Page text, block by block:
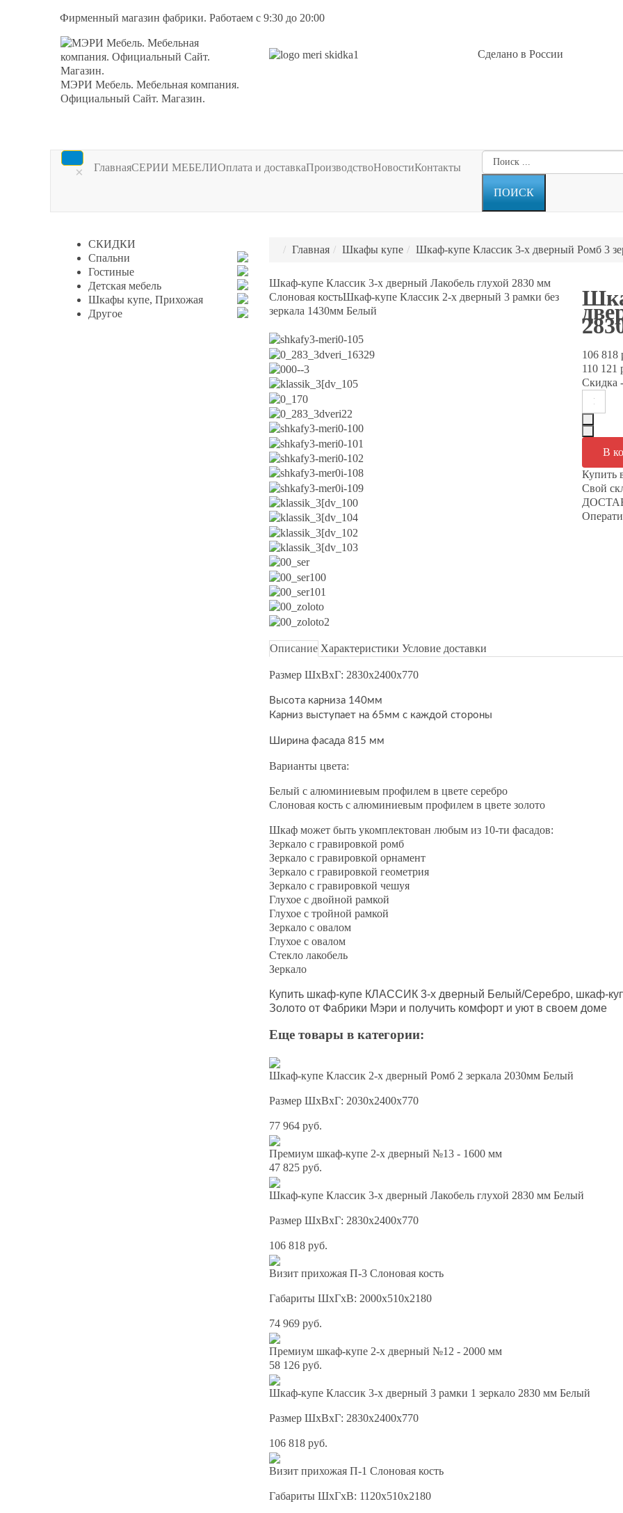
Фирменный магазин фабрики. Работаем с 9:30 до 20:00
МЭРИ Мебель. Мебельная компания.
Официальный Сайт. Магазин.
Сделано в России
× ГлавнаяСЕРИИ МЕБЕЛИОплата и доставкаПроизводствоНовостиКонтакты
Главная Шкафы купе Шкаф-купе Классик 3-х дверный Ромб 3
Шкаф-купе Классик 3-х дверный Лакобель глухой 2830 мм
Слоновая костьШкаф-купе Классик 2-х дверный 3 рамки без
зеркала 1430мм Белый
106 818
110 121
Скидка
Купить
Свой
Описание Характеристики Условие доставки
Размер ШхВхГ: 2830х2400х770
Высота карниза 140мм
Карниз выступает на 65мм с каждой стороны
Ширина фасада 815 мм
Варианты цвета:
Белый с алюминиевым профилем в цвете серебро
Слоновая кость с алюминиевым профилем в цвете золото
Шкаф может быть укомплектован любым из 10-ти фасадов:
Зеркало с гравировкой ромб
Зеркало с гравировкой орнамент
Зеркало с гравировкой геометрия
Зеркало с гравировкой чешуя
Глухое с двойной рамкой
Глухое с тройной рамкой
Зеркало с овалом
Глухое с овалом
Стекло лакобель
Зеркало
Купить шкаф-купе КЛАССИК 3-х дверный Белый/Серебро, шкаф-
Золото от Фабрики Мэри и получить комфорт и уют в своем доме
Еще товары в категории:
Шкаф-купе Классик 2-х дверный Ромб 2 зеркала 2030мм Белый
Размер ШхВхГ: 2030х2400х770
77 964 руб.
Премиум шкаф-купе 2-х дверный №13 - 1600 мм
47 825 руб.
Шкаф-купе Классик 3-х дверный Лакобель глухой 2830 мм Белый
Размер ШхВхГ: 2830х2400х770
106 818 руб.
Визит прихожая П-3 Слоновая кость
Габариты ШхГхВ: 2000х510х2180
74 969 руб.
Премиум шкаф-купе 2-х дверный №12 - 2000 мм
58 126 руб.
Шкаф-купе Классик 3-х дверный 3 рамки 1 зеркало 2830 мм Белый
Размер ШхВхГ: 2830х2400х770
106 818 руб.
Визит прихожая П-1 Слоновая кость
Габариты ШхГхВ: 1120х510х2180
СКИДКИ
Спальни
Гостиные
Детская мебель
Шкафы купе, Прихожая
Другое